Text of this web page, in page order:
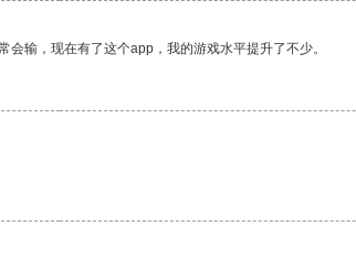
输，现在有了这个app，我的游戏水平提升了不少。